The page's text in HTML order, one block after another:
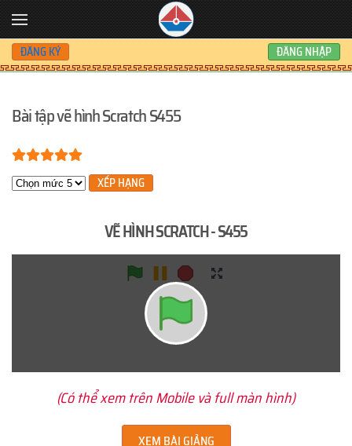
Skip to main content
ĐĂNG KÝ ĐĂNG NHẬP
Bài tập vẽ hình Scratch S455
Bạn đánh giá:
Xin hãy xếp hạng
VẼ HÌNH SCRATCH - S455
(Có thể xem trên Mobile và full màn hình)
XEM BÀI GIẢNG